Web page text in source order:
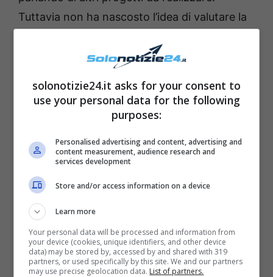
Tuttavia non ha nascosto l’idea di valutare la
della soap opera.
solonotizie24.it asks for your consent to
use your personal data for the following
purposes:
Personalised advertising and content, advertising and
content measurement, audience research and
services development
Store and/or access information on a device
Learn more
Your personal data will be processed and information from
your device (cookies, unique identifiers, and other device
data) may be stored by, accessed by and shared with 319
partners, or used specifically by this site. We and our partners
may use precise geolocation data. List of partners.